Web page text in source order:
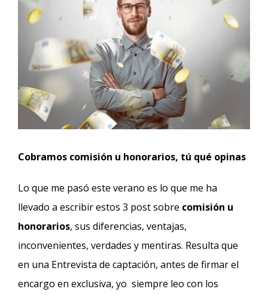
Cobramos comisión u honorarios, tú qué opinas
Lo que me pasó este verano es lo que me ha
llevado a escribir estos 3 post sobre comisión u
honorarios, sus diferencias, ventajas,
inconvenientes, verdades y mentiras. Resulta que
en una Entrevista de captación, antes de firmar el
encargo en exclusiva, yo siempre leo con los